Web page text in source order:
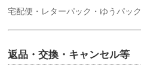
宅配便・レターパック・ゆうパック
返品・交換・キャンセル等